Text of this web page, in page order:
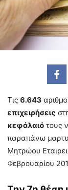
Τις 6.643
επιχειρήσεις
κεφάλαιό τους
παραπάνω
Μητρώου
Φεβρουαρίου